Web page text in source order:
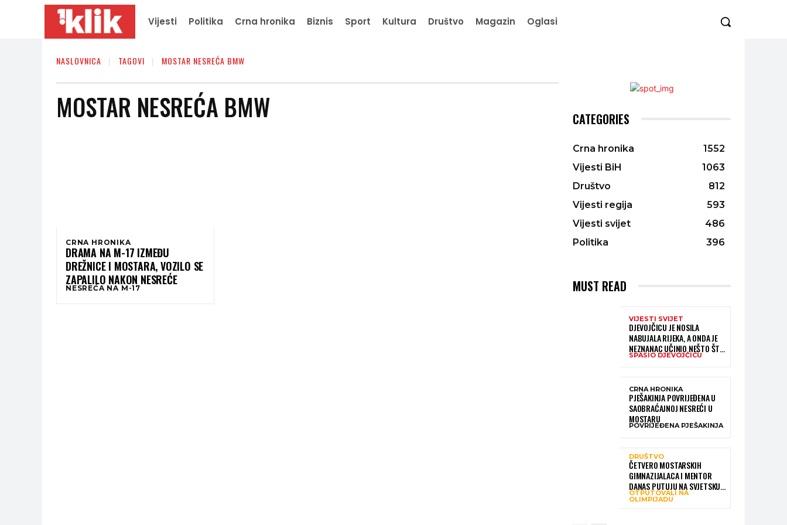
Vijesti Politika Crna hronika Biznis Sport Kultura Društvo Magazin Oglasi
NASLOVNICA TAGOVI MOSTAR NESREĆA BMW
MOSTAR NESREĆA BMW
CRNA HRONIKA
DRAMA NA M-17 IZMEĐU
DREŽNICE I MOSTARA, VOZILO SE
ZAPALILO NAKON NESREĆE
NESREĆA NA M-17
CATEGORIES
Crna hronika
1552
Vijesti BiH
1063
Društvo
812
Vijesti regija
593
Vijesti svijet
486
Politika
396
MUST READ
VIJESTI SVIJET
DJEVOJČICU JE NOSILA
NABUJALA RIJEKA, A ONDA JE
NEZNANAC UČINIO NEŠTO ŠTO
JE MNOGE OSTAVILO BEZ RIJEČI
SPASIO DJEVOJČICU
CRNA HRONIKA
PJEŠAKINJA POVRIJEĐENA U
SAOBRAĆAJNOJ NESREĆI U
MOSTARU
POVRIJEĐENA PJEŠAKINJA
DRUŠTVO
ČETVERO MOSTARSKIH
GIMNAZIJALACA I MENTOR
DANAS PUTUJU NA SVJETSKU
OLIMPIJADU IZ AI:
OTPUTOVALI NA
OLIMPIJADU